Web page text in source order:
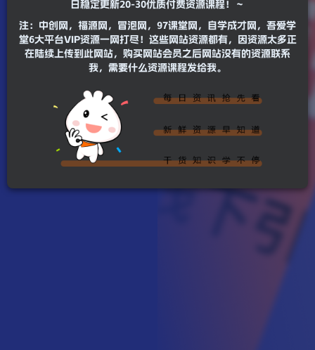
日稳定更新20-30优质付费资源课程！～
注：中创网，福源网，冒泡网，97课堂网，自学成才网，吾爱学
堂6大平台VIP资源一网打尽！这些网站资源都有，因资源太多正
在陆续上传到此网站，购买网站会员之后网站没有的资源联系
我，需要什么资源课程发给我。